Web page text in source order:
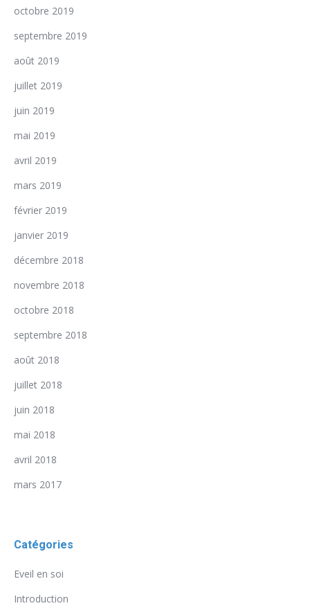
octobre 2019
septembre 2019
août 2019
juillet 2019
juin 2019
mai 2019
avril 2019
mars 2019
février 2019
janvier 2019
décembre 2018
novembre 2018
octobre 2018
septembre 2018
août 2018
juillet 2018
juin 2018
mai 2018
avril 2018
mars 2017
Catégories
Eveil en soi
Introduction